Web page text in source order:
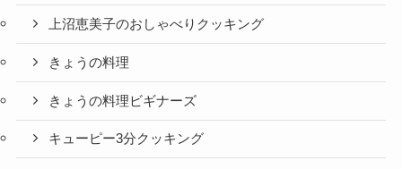
上沼恵美子のおしゃべりクッキング
きょうの料理
きょうの料理ビギナーズ
キューピー3分クッキング